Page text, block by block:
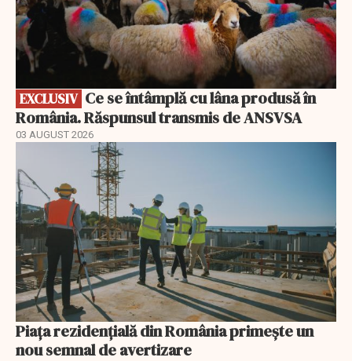
EXCLUSIV
România. Răspunsul transmis de ANSVSA
03 AUGUST 2026
Piața rezidențială din România primește un
nou semnal de avertizare